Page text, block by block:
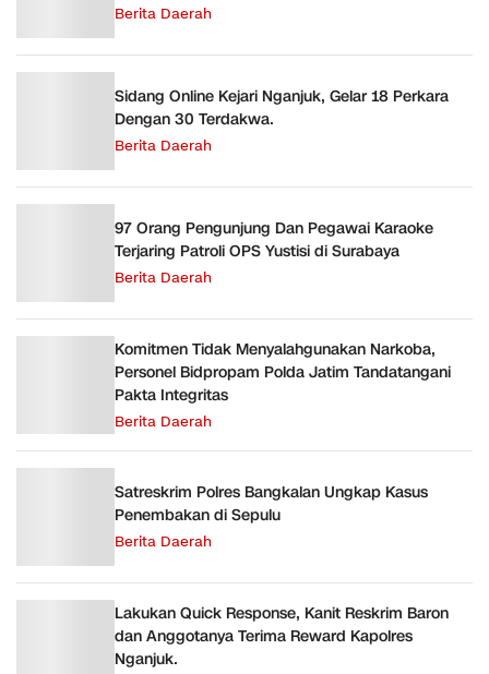
Berita Daerah
Sidang Online Kejari Nganjuk, Gelar 18 Perkara
Dengan 30 Terdakwa.
Berita Daerah
97 Orang Pengunjung Dan Pegawai Karaoke
Terjaring Patroli OPS Yustisi di Surabaya
Berita Daerah
Komitmen Tidak Menyalahgunakan Narkoba,
Personel Bidpropam Polda Jatim Tandatangani
Pakta Integritas
Berita Daerah
Satreskrim Polres Bangkalan Ungkap Kasus
Penembakan di Sepulu
Berita Daerah
Lakukan Quick Response, Kanit Reskrim Baron
dan Anggotanya Terima Reward Kapolres
Nganjuk.